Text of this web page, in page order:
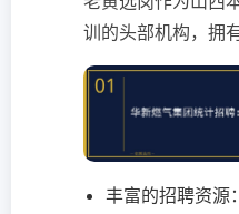
训的头部机构，拥
丰富的招聘资源